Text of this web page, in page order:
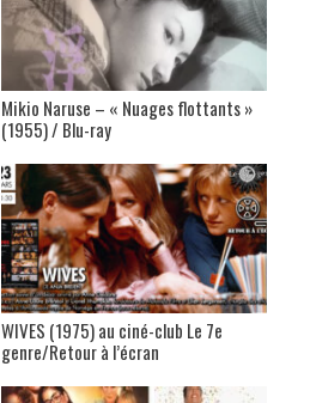
Mikio Naruse – « Nuages flottants »
(1955) / Blu-ray
WIVES (1975) au ciné-club Le 7e
genre/Retour à l’écran